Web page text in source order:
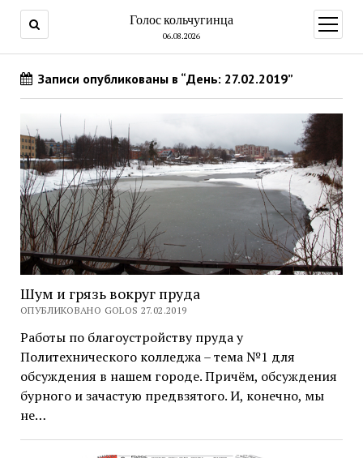
Голос кольчугинца
06.08.2026
меню
Записи опубликованы в “День: 27.02.2019”
Шум и грязь вокруг пруда
ОПУБЛИКОВАНО GOLOS 27.02.2019
Работы по благоустройству пруда у
Политехнического колледжа – тема №1 для
обсуждения в нашем городе. Причём, обсуждения
бурного и зачастую предвзятого. И, конечно, мы
не…